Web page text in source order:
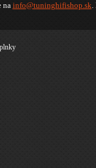
na info@tuninghifishop.sk.